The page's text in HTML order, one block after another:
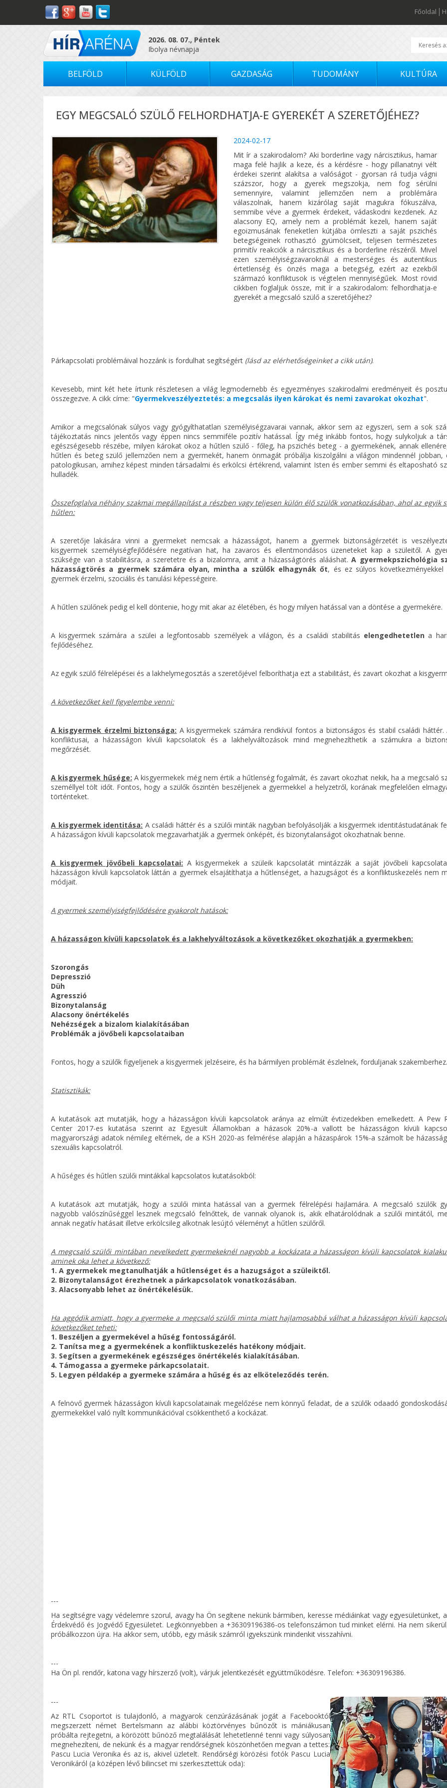
Főoldal
2026. 08. 07., Péntek
Ibolya névnapja
BELFÖLD KÜLFÖLD GAZDASÁG TUDOMÁNY KULTÚRA
EGY MEGCSALÓ SZÜLŐ FELHORDHATJA-E GYEREKÉT A SZERETŐJÉHEZ?
2024-02-17
Mit ír a szakirodalom? Aki borderline vagy nárcisztikus, hamar
maga felé hajlik a keze, és a kérdésre - hogy pillanatnyi vélt
érdekei szerint alakítsa a valóságot - gyorsan rá tudja vágni
százszor, hogy a gyerek megszokja, nem fog sérülni
semennyire, valamint jellemzően nem a problémára
válaszolnak, hanem kizárólag saját magukra fókuszálva,
semmibe véve a gyermek érdekeit, vádaskodni kezdenek. Az
alacsony EQ, amely nem a problémát kezeli, hanem saját
egoizmusának feneketlen kútjába ömleszti a saját pszichés
betegségeinek rothasztó gyümölcseit, teljesen természetes
primitív reakciók a nárcisztikus és a borderline részéről. Mivel
ezen személyiségzavaroknál a mesterséges és autentikus
értetlenség és önzés maga a betegség, ezért az ezekből
származó konfliktusok is végtelen mennyiségűek. Most rövid
cikkben foglaljuk össze, mit ír a szakirodalom: felhordhatja-e
gyerekét a megcsaló szülő a szeretőjéhez?
Párkapcsolati problémáival hozzánk is fordulhat segítségért (lásd az elérhetőségeinket a cikk után).
Kevesebb, mint két hete írtunk részletesen a világ legmodernebb és egyezményes szakirodalmi eredményeit és
összegezve. A cikk címe: "Gyermekveszélyeztetés: a megcsalás ilyen károkat és nemi zavarokat okozhat".
Amikor a megcsalónak súlyos vagy gyógyíthatatlan személyiségzavarai vannak, akkor sem az egyszeri, sem a sok
tájékoztatás nincs jelentős vagy éppen nincs semmiféle pozitív hatással. Így még inkább fontos, hogy sulykoljuk a
egészségesebb részébe, milyen károkat okoz a hűtlen szülő - főleg, ha pszichés beteg - a gyermekének, annak
hűtlen és beteg szülő jellemzően nem a gyermekét, hanem önmagát próbálja kiszolgálni a világon mindennél jobban,
patologikusan, amihez képest minden társadalmi és erkölcsi értékrend, valamint Isten és ember semmi és eltaposható
hulladék.
Összefoglalva néhány szakmai megállapítást a részben vagy teljesen külön élő szülők vonatkozásában, ahol az egyik
hűtlen:
A szeretője lakására vinni a gyermeket nemcsak a házasságot, hanem a gyermek biztonságérzetét is
kisgyermek személyiségfejlődésére negatívan hat, ha zavaros és ellentmondásos üzeneteket kap a szüleitől. A
szüksége van a stabilitásra, a szeretetre és a bizalomra, amit a házasságtörés alááshat.A gyermekpszichológia
házasságtörés a gyermek számára olyan, mintha a szülők elhagynák őt, és ez súlyos
gyermek érzelmi, szociális és tanulási képességeire.
A hűtlen szülőnek pedig el kell döntenie, hogy mit akar az életében, és hogy milyen hatással van a döntése a gyermekére.
A kisgyermek számára a szülei a legfontosabb személyek a világon, és a családi stabilitás elengedhetetlen a
fejlődéséhez.
Az egyik szülő félrelépései és a lakhelymegosztás a szeretőjével felboríthatja ezt a stabilitást, és zavart okozhat a
A következőket kell figyelembe venni:
A kisgyermek érzelmi biztonsága: A kisgyermekek számára rendkívül fontos a biztonságos és stabil családi háttér.
konfliktusai, a házasságon kívüli kapcsolatok és a lakhelyváltozások mind megnehezíthetik a számukra a
megőrzését.
A kisgyermek hűsége: A kisgyermekek még nem értik a hűtlenség fogalmát, és zavart okozhat nekik, ha a megcsaló
személlyel tölt időt. Fontos, hogy a szülők őszintén beszéljenek a gyermekkel a helyzetről, korának megfelelően
történteket.
A kisgyermek identitása: A családi háttér és a szülői minták nagyban befolyásolják a kisgyermek identitástudatának
A házasságon kívüli kapcsolatok megzavarhatják a gyermek önképét, és bizonytalanságot okozhatnak benne.
A kisgyermek jövőbeli kapcsolatai: A kisgyermekek a szüleik kapcsolatát mintázzák a saját jövőbeli
házasságon kívüli kapcsolatok láttán a gyermek elsajátíthatja a hűtlenséget, a hazugságot és a konfliktuskezelés nem
módjait.
A gyermek személyiségfejlődésére gyakorolt ​​hatások:
A házasságon kívüli kapcsolatok és a lakhelyváltozások a következőket okozhatják a gyermekben:
Szorongás
Depresszió
Düh
Agresszió
Bizonytalanság
Alacsony önértékelés
Nehézségek a bizalom kialakításában
Problémák a jövőbeli kapcsolataiban
Fontos, hogy a szülők figyeljenek a kisgyermek jelzéseire, és ha bármilyen problémát észlelnek, forduljanak szakemberhez.
Statisztikák:
A kutatások azt mutatják, hogy a házasságon kívüli kapcsolatok aránya az elmúlt évtizedekben emelkedett. A Pew
Center 2017-es kutatása szerint az Egyesült Államokban a házasok 20%-a vallott be házasságon kívüli
magyarországi adatok némileg eltérnek, de a KSH 2020-as felmérése alapján a házaspárok 15%-a számolt be
szexuális kapcsolatról.
A hűséges és hűtlen szülői mintákkal kapcsolatos kutatásokból:
A kutatások azt mutatják, hogy a szülői minta hatással van a gyermek félrelépési hajlamára. A megcsaló szülők
nagyobb valószínűséggel lesznek megcsaló felnőttek, de vannak olyanok is, akik elhatárolódnak a szülői mintától,
annak negatív hatásait illetve erkölcsileg alkotnak lesújtó véleményt a hűtlen szülőről.
A megcsaló szülői mintában nevelkedett gyermekeknél nagyobb a kockázata a házasságon kívüli kapcsolatok
aminek oka lehet a következő:
1. A gyermekek megtanulhatják a hűtlenséget és a hazugságot a szüleiktől.
2. Bizonytalanságot érezhetnek a párkapcsolatok vonatkozásában.
3. Alacsonyabb lehet az önértékelésük.
Ha aggódik amiatt, hogy a gyermeke a megcsaló szülői minta miatt hajlamosabbá válhat a házasságon kívüli
következőket teheti:
1. Beszéljen a gyermekével a hűség fontosságáról.
2. Tanítsa meg a gyermekének a konfliktuskezelés hatékony módjait.
3. Segítsen a gyermekének egészséges önértékelés kialakításában.
4. Támogassa a gyermeke párkapcsolatait.
5. Legyen példakép a gyermeke számára a hűség és az elköteleződés terén.
A felnövő gyermek házasságon kívüli kapcsolatainak megelőzése nem könnyű feladat, de a szülők odaadó
gyermekekkel való nyílt kommunikációval csökkenthető a kockázat.
---
Ha segítségre vagy védelemre szorul, avagy ha Ön segítene nekünk bármiben, keresse médiáinkat vagy egyesületünket,
Érdekvédő és Jogvédő Egyesületet. Legkönnyebben a +36309196386-os telefonszámon tud minket elérni. Ha nem
próbálkozzon újra. Ha akkor sem, utóbb, egy másik számról igyekszünk mindenkit visszahívni.
---
Ha Ön pl. rendőr, katona vagy hírszerző (volt), várjuk jelentkezését együttműködésre. Telefon: +36309196386.
---
Az RTL Csoportot is tulajdonló, a magyarok cenzúrázásának jogát a Facebooktól
megszerzett német Bertelsmann az alábbi köztörvényes bűnözőt is mániákusan
próbálta rejtegetni, a körözött bűnöző megtalálását lehetetlenné tenni vagy súlyosan
megnehezíteni, de nekünk és a magyar rendőrségnek köszönhetően megvan a tettes:
Pascu Lucia Veronika és az is, akivel üzletelt. Rendőrségi körözési fotók Pascu Lucia
Veronikáról (a középen lévő bilincset mi szerkesztettük oda):